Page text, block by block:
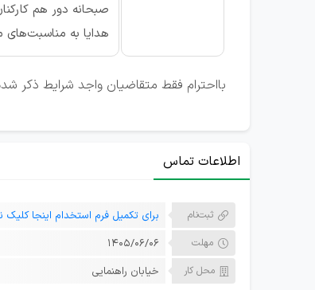
صبحانه دور هم
هدایا به مناسبت‌های
بااحترام فقط متقاضیان واجد شرایط ذکر
اطلاعات تماس
ثبت‌نام برای تکمیل فرم استخدام اینجا کلیک
مهلت ۱۴۰۵/۰۶/۰۶
محل کار خیابان راهنمایی